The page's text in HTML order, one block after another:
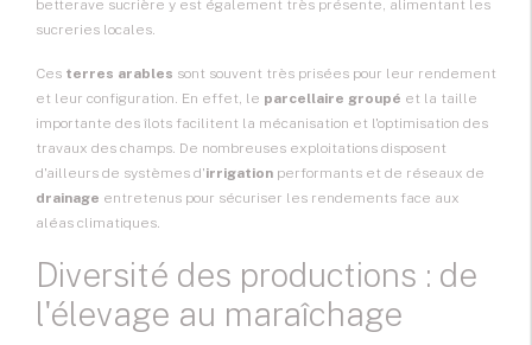
betterave sucrière y est également très présente, alimentant les
sucreries locales.
Ces terres arables sont souvent très prisées pour leur rendement
et leur configuration. En effet, le parcellaire groupé et la taille
importante des îlots facilitent la mécanisation et l'optimisation des
travaux des champs. De nombreuses exploitations disposent
d'ailleurs de systèmes d'irrigation performants et de réseaux de
drainage entretenus pour sécuriser les rendements face aux
aléas climatiques.
Diversité des productions : de
l'élevage au maraîchage